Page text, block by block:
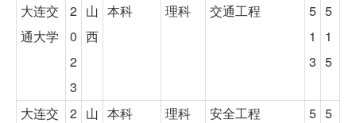
大连交
通大学
2
0
2
3
山
西
本科 理科 交通工程
5
1
3
5
1
5
大连交
2 山 本科 理科 安全工程
5 5